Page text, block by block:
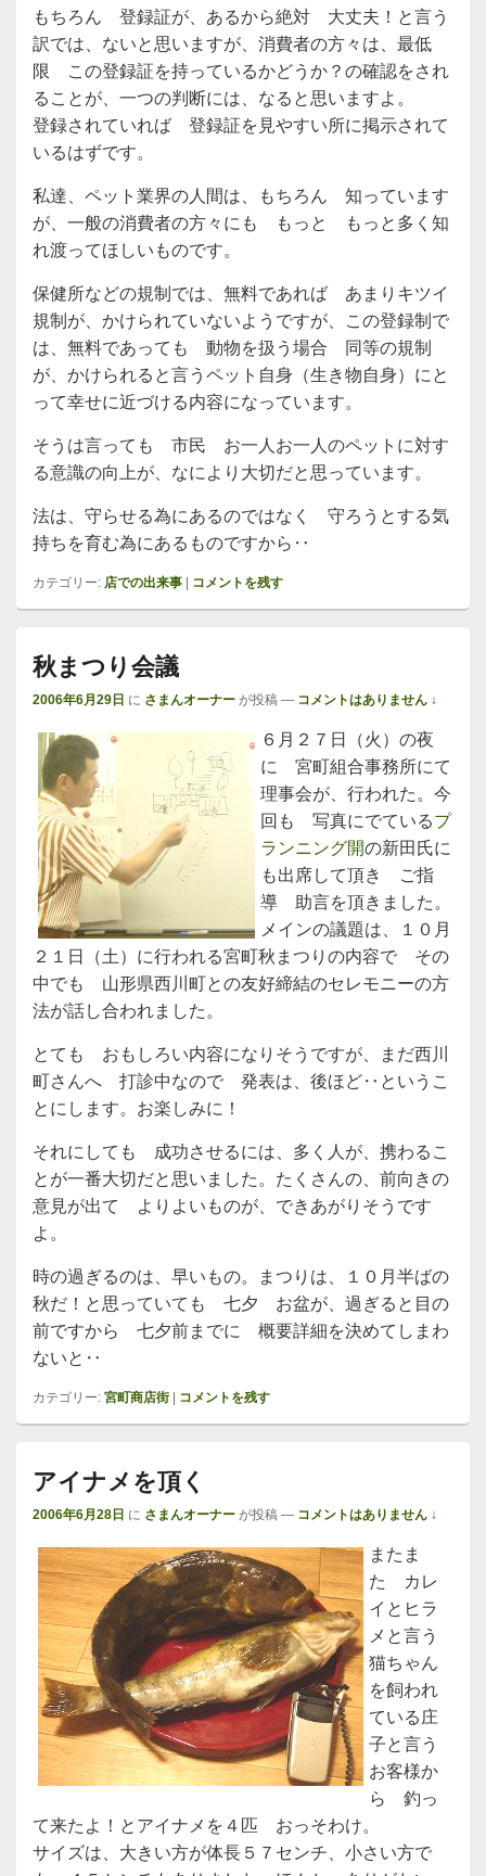
もちろん 登録証が、あるから絶対 大丈夫！と言う
訳では、ないと思いますが、消費者の方々は、最低
限 この登録証を持っているかどうか？の確認をされ
ることが、一つの判断には、なると思いますよ。
登録されていれば 登録証を見やすい所に掲示されて
いるはずです。
私達、ペット業界の人間は、もちろん 知っています
が、一般の消費者の方々にも もっと もっと多く知
れ渡ってほしいものです。
保健所などの規制では、無料であれば あまりキツイ
規制が、かけられていないようですが、この登録制で
は、無料であっても 動物を扱う場合 同等の規制
が、かけられると言うペット自身（生き物自身）にと
って幸せに近づける内容になっています。
そうは言っても 市民 お一人お一人のペットに対す
る意識の向上が、なにより大切だと思っています。
法は、守らせる為にあるのではなく 守ろうとする気
持ちを育む為にあるものですから‥
カテゴリー: 店での出来事 コメントを残す
秋まつり会議
2006年6月29日 に さまんオーナー が投稿 — コメントはありません ↓
６月２７日（火）の夜
に 宮町組合事務所にて
理事会が、行われた。今
回も 写真にでているプ
ランニング開の新田氏に
も出席して頂き ご指
導 助言を頂きました。
メインの議題は、１０月
２１日（土）に行われる宮町秋まつりの内容で その
中でも 山形県西川町との友好締結のセレモニーの方
法が話し合われました。
とても おもしろい内容になりそうですが、まだ西川
町さんへ 打診中なので 発表は、後ほど‥というこ
とにします。お楽しみに！
それにしても 成功させるには、多く人が、携わるこ
とが一番大切だと思いました。たくさんの、前向きの
意見が出て よりよいものが、できあがりそうです
よ。
時の過ぎるのは、早いもの。まつりは、１０月半ばの
秋だ！と思っていても 七夕 お盆が、過ぎると目の
前ですから 七夕前までに 概要詳細を決めてしまわ
ないと‥
カテゴリー: 宮町商店街 コメントを残す
アイナメを頂く
2006年6月28日 に さまんオーナー が投稿 — コメントはありません ↓
またま
た カレ
イとヒラ
メと言う
猫ちゃん
を飼われ
ている庄
子と言う
お客様か
ら 釣っ
て来たよ！とアイナメを４匹 おっそわけ。
サイズは、大きい方が体長５７センチ、小さい方で